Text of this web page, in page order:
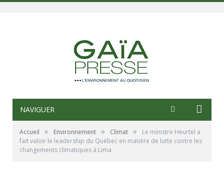
NAVIGUER
Accueil » Environnement » Climat »
Le ministre Heurtel a
fait valoir le leadership du Québec en matière de lutte contre les
changements climatiques à Lima